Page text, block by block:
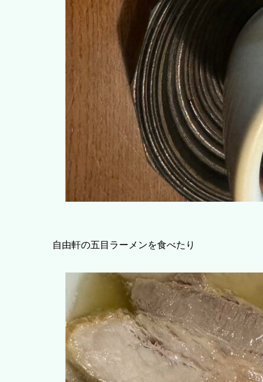
自由軒の五目ラーメンを食べたり